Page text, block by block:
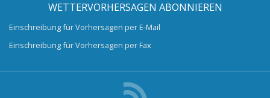
WETTERVORHERSAGEN ABONNIEREN
Einschreibung für Vorhersagen per E-Mail
Einschreibung für Vorhersagen per Fax